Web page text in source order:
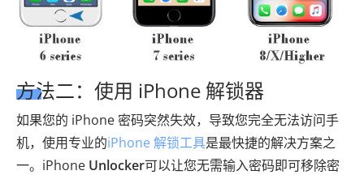
方法二：使用 iPhone 解锁器
如果您的 iPhone 密码突然失效，导致您完全无法访问手
机，使用专业的iPhone 解锁工具是最快捷的解决方案之
一。iPhone Unlocker可以让您无需输入密码即可移除密